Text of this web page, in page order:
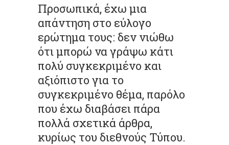
Προσωπικά, έχω μια
απάντηση στο εύλογο
ερώτημα τους: δεν νιώθω
ότι μπορώ να γράψω κάτι
πολύ συγκεκριμένο και
αξιόπιστο για το
συγκεκριμένο θέμα, παρόλο
που έχω διαβάσει πάρα
πολλά σχετικά άρθρα,
κυρίως του διεθνούς Τύπου.